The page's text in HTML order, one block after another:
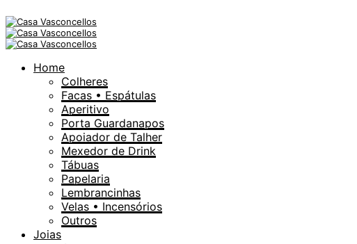
Home
Colheres
Facas • Espátulas
Aperitivo
Porta Guardanapos
Apoiador de Talher
Mexedor de Drink
Tábuas
Papelaria
Lembrancinhas
Velas • Incensórios
Outros
Joias